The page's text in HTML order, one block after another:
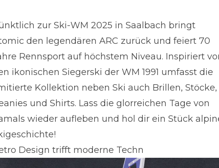
zur Ski-WM 2025 in Saalbach bringt
den legendären ARC zurück und feiert 70
Rennsport auf höchstem Niveau. Inspiriert
ikonischen Siegerski der WM 1991 umfasst die
Kollektion neben Ski auch Brillen, Stöcke,
und Shirts. Lass die glorreichen Tage von
wieder aufleben und hol dir ein Stück
Design trifft moderne Techn